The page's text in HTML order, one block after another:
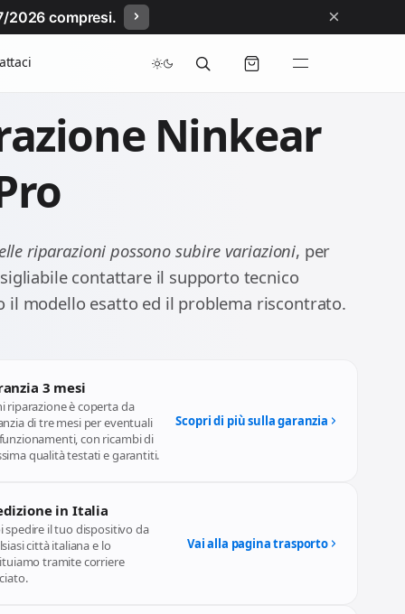
2026 compresi. ×
Ninkear
riparazioni possono subire variazioni, per
contattare il supporto tecnico
il modello esatto ed il problema riscontrato.
3 mesi
riparazione è coperta da
di tre mesi per eventuali
con ricambi di
qualità testati e garantiti.
Scopri di più sulla garanzia
in Italia
spedire il tuo dispositivo da
città italiana e lo
tramite corriere
Vai alla pagina trasporto